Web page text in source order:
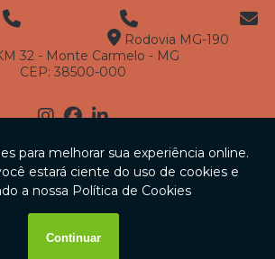
Rodovia MG-190
32 - Monte Carmelo - MG
CEP: 38500-000
© Artplan . (Lei 9610 de 19/02/1998)